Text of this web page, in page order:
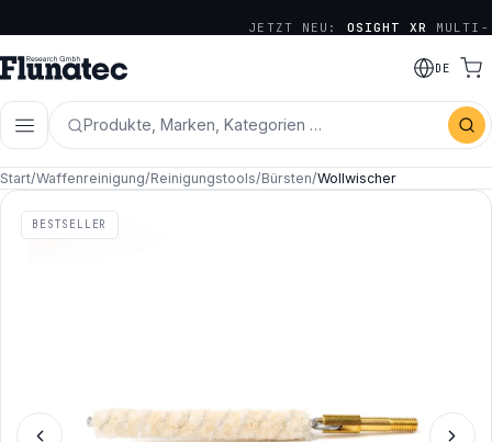
JETZT NEU: OSIGHT XR MULTI-
RETICLE SERIE DE
Produkte, Marken, Kategorien …
Start/Waffenreinigung/Reinigungstools/Bürsten/Wollwischer
BESTSELLER